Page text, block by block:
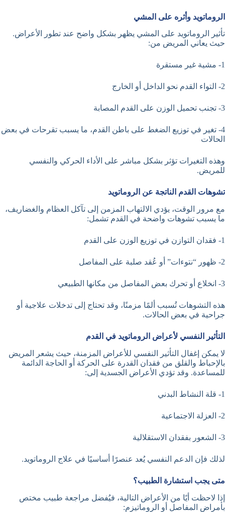
الروماتويد وأثره على المشي
تأثير الروماتويد على المشي يظهر بشكل واضح عند تطور الأعراض.
حيث يعاني المريض من:
1- مشية غير مستقرة
2- التواء القدم نحو الداخل أو الخارج
3- تجنب تحميل الوزن على القدم المصابة
4- تغير في توزيع الضغط على باطن القدم، ما يسبب تقرحات في بعض
الحالات
وهذه التغيرات تؤثر بشكل مباشر على الأداء الحركي والنفسي
للمريض.
تشوهات القدم الناتجة عن الروماتويد
مع مرور الوقت، يؤدي الالتهاب المزمن إلى تآكل العظام والغضاريف،
ما يسبب تشوهات واضحة في القدم تشمل:
1- فقدان التوازن في توزيع الوزن على القدم
2- ظهور “نتوءات” أو عُقد صلبة على المفاصل
3- انخلاع أو تحرك بعض المفاصل من مكانها الطبيعي
هذه التشوهات تُسبب ألمًا مزمنًا، وقد تحتاج إلى تدخلات علاجية أو
جراحية في بعض الحالات.
التأثير النفسي لأعراض الروماتويد في القدم
لا يمكن إغفال التأثير النفسي للأعراض المزمنة، حيث يشعر المريض
بالإحباط والقلق من فقدان القدرة على الحركة أو الحاجة الدائمة
للمساعدة. وقد تؤدي الأعراض الجسدية إلى:
1- قلة النشاط البدني
2- العزلة الاجتماعية
3- الشعور بفقدان الاستقلالية
لذلك فإن الدعم النفسي يُعد عنصرًا أساسيًا في علاج الروماتويد.
متى يجب استشارة الطبيب؟
إذا لاحظت أيًا من الأعراض التالية، فيُفضل مراجعة طبيب مختص
بأمراض المفاصل أو الروماتيزم: